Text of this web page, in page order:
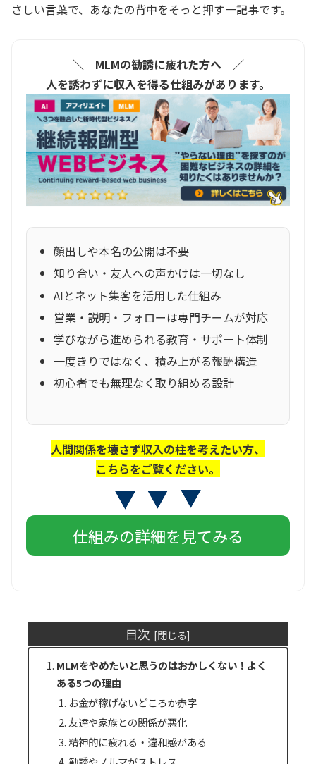
さしい言葉で、あなたの背中をそっと押す一記事です。
＼ MLMの勧誘に疲れた方へ ／
人を誘わずに収入を得る仕組みがあります。
顔出しや本名の公開は不要
知り合い・友人への声かけは一切なし
AIとネット集客を活用した仕組み
営業・説明・フォローは専門チームが対応
学びながら進められる教育・サポート体制
一度きりではなく、積み上がる報酬構造
初心者でも無理なく取り組める設計
人間関係を壊さず収入の柱を考えたい方、
こちらをご覧ください。
仕組みの詳細を見てみる
目次
MLMをやめたいと思うのはおかしくない！よく
ある5つの理由
お金が稼げないどころか赤字
友達や家族との関係が悪化
精神的に疲れる・違和感がある